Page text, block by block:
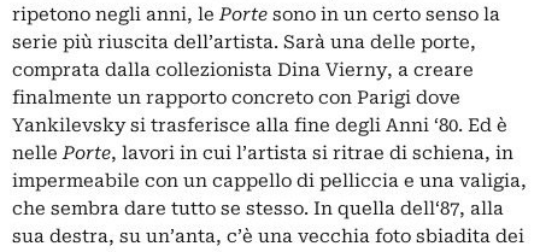
ripetono negli anni, lePorte sono in un certo senso la
serie più riuscita dell’artista. Sarà una delle porte,
comprata dalla collezionista Dina Vierny, a creare
finalmente un rapporto concreto con Parigi dove
Yankilevsky si trasferisce alla fine degli Anni ‘80. Ed è
nellePorte, lavori in cui l’artista si ritrae di schiena, in
impermeabile con un cappello di pelliccia e una valigia,
che sembra dare tutto se stesso. In quella dell‘87, alla
sua destra, su un’anta, c’è una vecchia foto sbiadita dei